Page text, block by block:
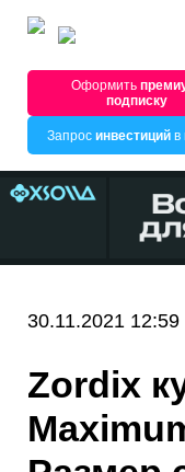
Оформить
подписку
Запрос инвестицийв
30.11.2021 12:59
Zordix